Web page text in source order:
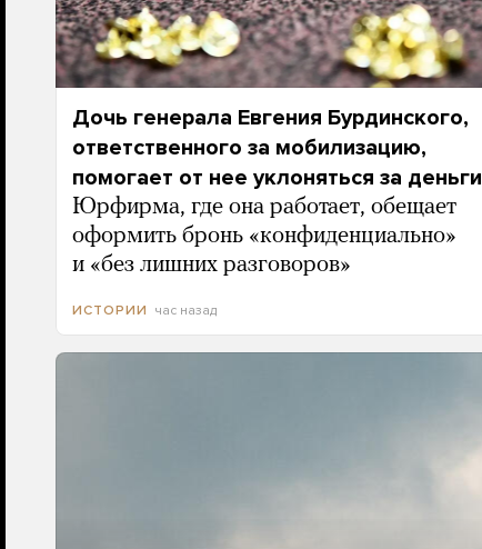
Дочь генерала Евгения Бурдинского,
ответственного за мобилизацию,
помогает от нее уклоняться за деньги
Юрфирма, где она работает, обещает
оформить бронь «конфиденциально»
и «без лишних разговоров»
ИСТОРИИ час назад